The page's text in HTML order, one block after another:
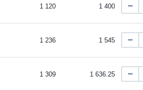
1 120 1 400
1 236 1 545
1 309 1 636.25